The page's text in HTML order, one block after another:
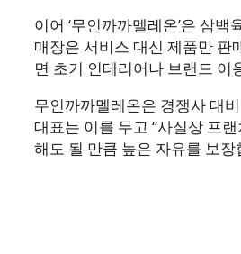
이어 ‘무인까까멜레온’은 삼
매장은 서비스 대신 제품만 판
면 초기 인테리어나 브랜드
무인까까멜레온은 경쟁사 대
대표는 이를 두고 “사실상 프
해도 될 만큼 높은 자유를 보장